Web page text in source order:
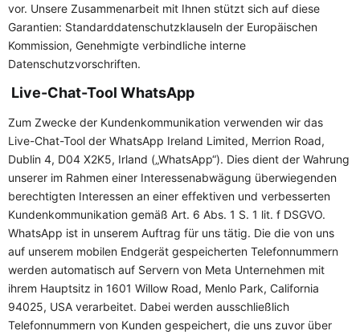
vor. Unsere Zusammenarbeit mit Ihnen stützt sich auf diese
Garantien: Standarddatenschutzklauseln der Europäischen
Kommission, Genehmigte verbindliche interne
Datenschutzvorschriften.
Live-Chat-Tool WhatsApp
Zum Zwecke der Kundenkommunikation verwenden wir das
Live-Chat-Tool der WhatsApp Ireland Limited, Merrion Road,
Dublin 4, D04 X2K5, Irland („WhatsApp“). Dies dient der Wahrung
unserer im Rahmen einer Interessenabwägung überwiegenden
berechtigten Interessen an einer effektiven und verbesserten
Kundenkommunikation gemäß Art. 6 Abs. 1 S. 1 lit. f DSGVO.
WhatsApp ist in unserem Auftrag für uns tätig. Die die von uns
auf unserem mobilen Endgerät gespeicherten Telefonnummern
werden automatisch auf Servern von Meta Unternehmen mit
ihrem Hauptsitz in 1601 Willow Road, Menlo Park, California
94025, USA verarbeitet. Dabei werden ausschließlich
Telefonnummern von Kunden gespeichert, die uns zuvor über